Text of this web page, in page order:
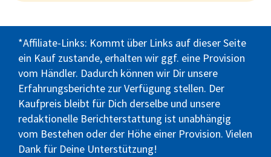
*Affiliate-Links: Kommt über Links auf dieser Seite
ein Kauf zustande, erhalten wir ggf. eine Provision
vom Händler. Dadurch können wir Dir unsere
Erfahrungsberichte zur Verfügung stellen. Der
Kaufpreis bleibt für Dich derselbe und unsere
redaktionelle Berichterstattung ist unabhängig
vom Bestehen oder der Höhe einer Provision. Vielen
Dank für Deine Unterstützung!